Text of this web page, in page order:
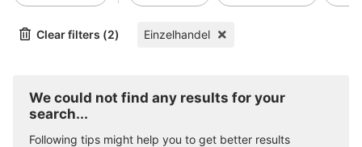
Clear filters (2) Einzelhandel
We could not find any results for your
search...
Following tips might help you to get better results